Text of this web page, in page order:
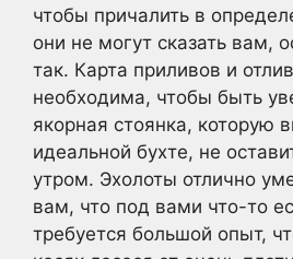
чтобы причалить в
они не могут сказать вам,
так. Карта приливов и
необходима, чтобы быть
якорная стоянка, которую
идеальной бухте, не
утром. Эхолоты отлично
вам, что под вами что-то
требуется большой опыт,